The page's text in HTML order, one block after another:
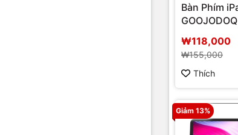
Bàn Phím
₩118,000
₩155,000
Thích
Giảm 13%